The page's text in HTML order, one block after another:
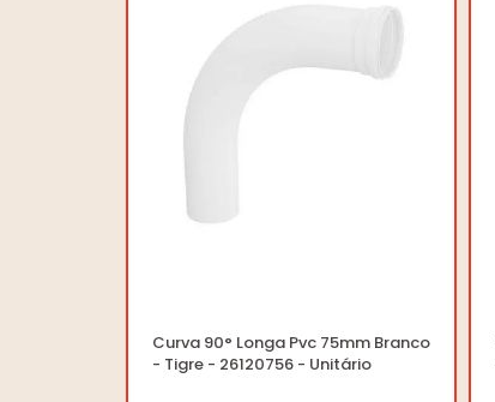
Curva 90° Longa Pvc 75mm Branco
- Tigre - 26120756 - Unitário